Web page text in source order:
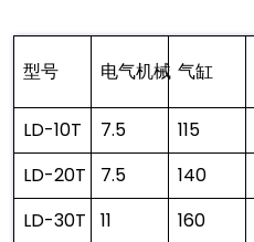
型号 电气机械 气缸
LD-10T 7.5 115
LD-20T
7.5 140
LD-30T
11 160